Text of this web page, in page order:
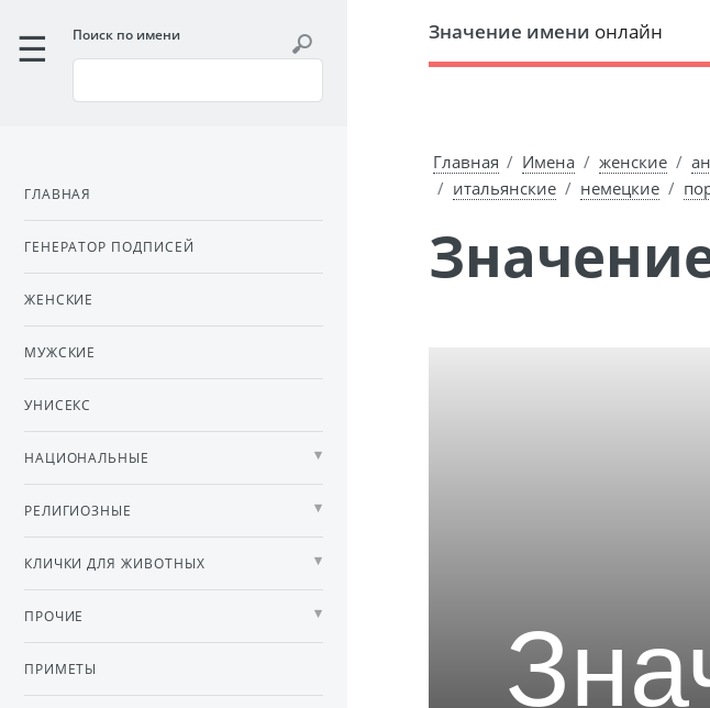
Значение имени онлайн
Главная Имена женские
итальянские
немецкие
Поиск по имени
ГЛАВНАЯ
ГЕНЕРАТОР ПОДПИСЕЙ
ЖЕНСКИЕ
МУЖСКИЕ
УНИСЕКС
НАЦИОНАЛЬНЫЕ
РЕЛИГИОЗНЫЕ
КЛИЧКИ ДЛЯ ЖИВОТНЫХ
ПРОЧИЕ
ПРИМЕТЫ